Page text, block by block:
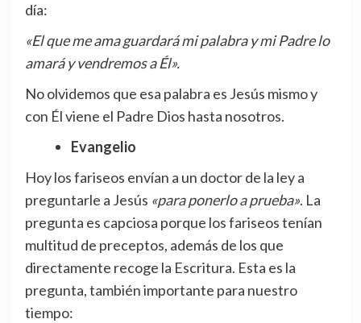
día:
«El que me ama guardará mi palabra y mi Padre lo
amará y vendremos a Él».
No olvidemos que esa palabra es Jesús mismo y
con Él viene el Padre Dios hasta nosotros.
Evangelio
Hoy los fariseos envían a un doctor de la ley a
preguntarle a Jesús «para ponerlo a prueba». La
pregunta es capciosa porque los fariseos tenían
multitud de preceptos, además de los que
directamente recoge la Escritura. Esta es la
pregunta, también importante para nuestro
tiempo: